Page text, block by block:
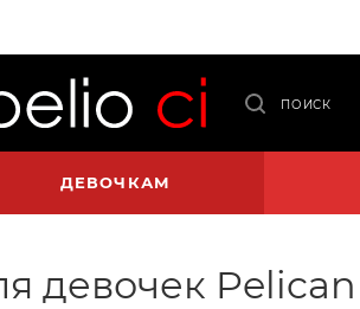
ПОИСК
ДЕВОЧКАМ
девочек Pelican